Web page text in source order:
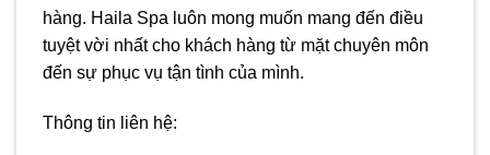
hàng. Haila Spa luôn mong muốn mang đến điều
tuyệt vời nhất cho khách hàng từ mặt chuyên môn
đến sự phục vụ tận tình của mình.
Thông tin liên hệ: